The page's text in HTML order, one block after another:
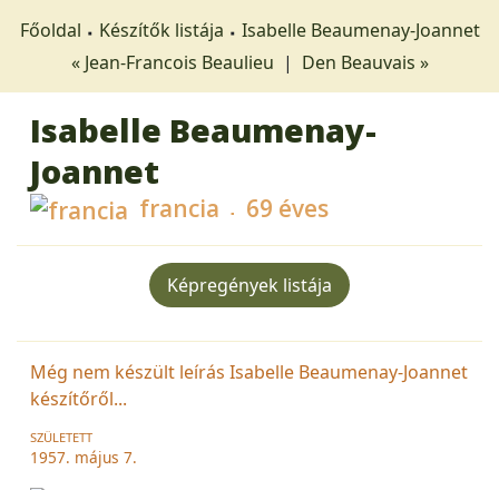
Főoldal Készítők listája
Isabelle Beaumenay-Joannet
« Jean-Francois Beaulieu | Den Beauvais »
Isabelle Beaumenay-
Joannet
francia 69 éves
Képregények listája
Még nem készült leírás Isabelle Beaumenay-Joannet
készítőről...
SZÜLETETT
1957. május 7.